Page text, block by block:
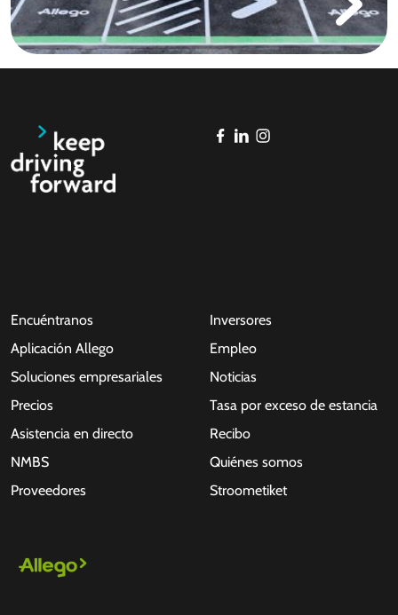
Encuéntranos
Aplicación Allego
Soluciones empresariales
Precios
Asistencia en directo
NMBS
Proveedores
Inversores
Empleo
Noticias
Tasa por exceso de estancia
Recibo
Quiénes somos
Stroometiket